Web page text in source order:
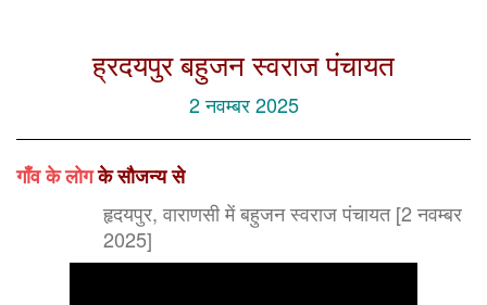
ह्रदयपुर बहुजन स्वराज पंचायत
2 नवम्बर 2025
गाँव के लोगके सौजन्य से
हृदयपुर, वाराणसी में बहुजन स्वराज पंचायत [2 नवम्बर
2025]